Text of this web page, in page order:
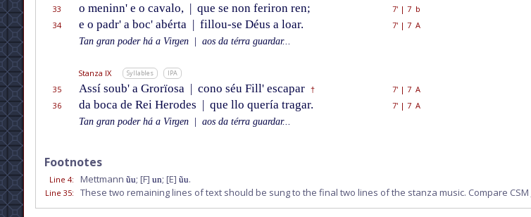
33
o meninn' e o cavalo, | que se non feriron ren; 7'| 7 b
34
e o padr' a boc' abérta | fillou-se Déus a loar. 7'| 7 A
Tan gran poder há a Virgen
aos da térra guardar...
Stanza IX Syllables IPA
35 Assí soub' a Grorïosa | cono séu Fill' escapar † 7'| 7 A
36
da boca de Rei Herodes | que llo quería tragar. 7'| 7 A
Tan gran poder há a Virgen
aos da térra guardar...
Footnotes
Line 4: Mettmann ũu; [F] un; [E] ũu.
Line 35: These two remaining lines of text should be sung to the final two lines of the stanza music. Compare CSM